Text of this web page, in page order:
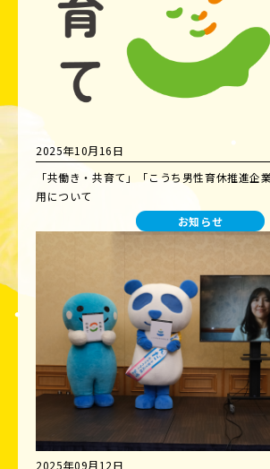
2025年10月16日
「共働き・共育て」「こうち男性育休推進企
用について
お知らせ
2025年09月12日